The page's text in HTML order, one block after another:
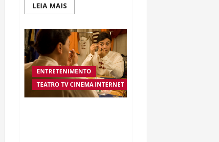
LEIA MAISRead
more
FESTIVAL
INSTRUMENTAL
JAZZ
AGRÁRIO”:
A
MÚSICA
INSTRUMENTAL
DAS
PERIFERIAS
ENTRETENIMENTO
TEATRO TV CINEMA INTERNET